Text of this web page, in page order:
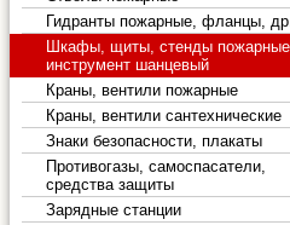
Гидранты пожарные, фланцы,
Шкафы, щиты, стенды
инструмент шанцевый
Краны, вентили пожарные
Краны, вентили сантехнические
Знаки безопасности, плакаты
Противогазы, самоспасатели,
средства защиты
Зарядные станции